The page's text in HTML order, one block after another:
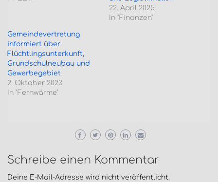
22. April 2025
In "Finanzen"
Gemeindevertretung
informiert über
Flüchtlingsunterkunft,
Grundschulneubau und
Gewerbegebiet
2. Oktober 2023
In "Fernwärme"
Schreibe einen Kommentar
Deine E-Mail-Adresse wird nicht veröffentlicht.